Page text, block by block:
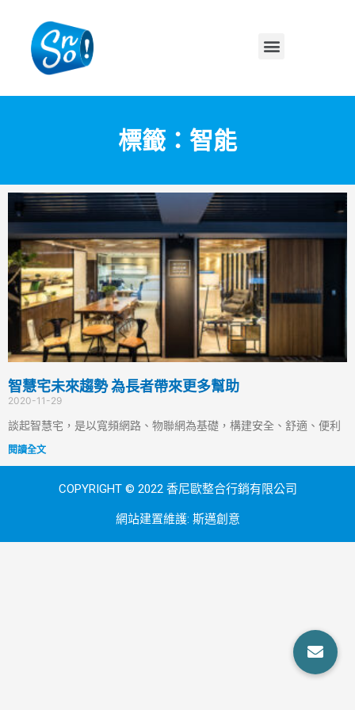
標籤：智能
智慧宅未來趨勢 為長者帶來更多幫助
2020-11-29
談起智慧宅，是以寬頻網路、物聯網為基礎，構建安全、舒適、便利
閱讀全文
COPYRIGHT © 2022 香尼歐整合行銷有限公司
網站建置維護: 斯邁創意